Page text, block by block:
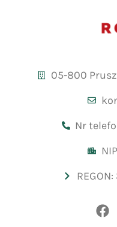
05-800
Nr